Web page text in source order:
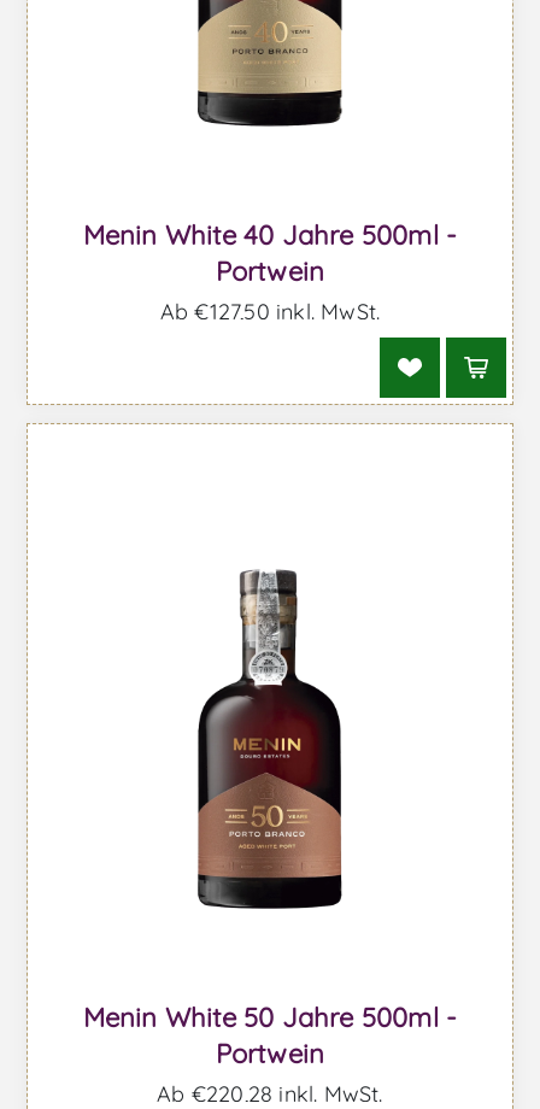
Menin White 40 Jahre 500ml -
Portwein
Ab €127,50 inkl. MwSt.
Menin White 50 Jahre 500ml -
Portwein
Ab €220,28 inkl. MwSt.